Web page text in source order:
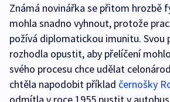
Známá novinářka se přitom hrozbě
mohla snadno vyhnout, protože
požívá diplomatickou imunitu. Svou
rozhodla opustit, aby přelíčení
svého procesu chce udělat
chtěla napodobit příklad černošky